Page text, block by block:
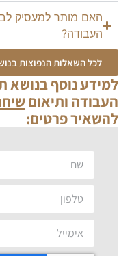
האם מותר למעסיק
העבודה?
לכל השאלות הנפוצות
למידע נוסף בנושא
העבודה ותיאום
להשאיר פרטים: